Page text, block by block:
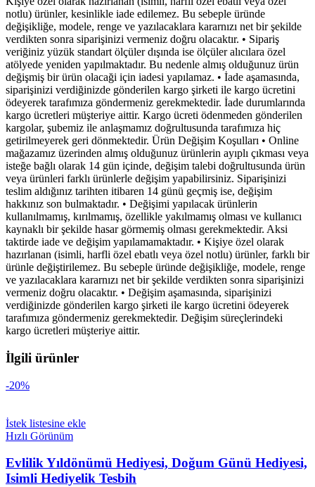
notlu) ürünler, kesinlikle iade edilemez. Bu sebeple üründe
değişikliğe, modele, renge ve yazılacaklara kararnızı net bir şekilde
verdikten sonra siparişinizi vermeniz doğru olacaktır. • Sipariş
veriğiniz yüzük standart ölçüler dışında ise ölçüler alıcılara özel
atölyede yeniden yapılmaktadır. Bu nedenle almış olduğunuz ürün
değişmiş bir ürün olacaği için iadesi yapılamaz. • İade aşamasında,
siparişinizi verdiğinizde gönderilen kargo şirketi ile kargo ücretini
ödeyerek tarafımıza göndermeniz gerekmektedir. İade durumlarında
kargo ücretleri müşteriye aittir. Kargo ücreti ödenmeden gönderilen
kargolar, şubemiz ile anlaşmamız doğrultusunda tarafımıza hiç
getirilmeyerek geri dönmektedir. Ürün Değişim Koşulları • Online
mağazamız üzerinden almış olduğunuz ürünlerin ayıplı çıkması veya
isteğe bağlı olarak 14 gün içinde, değişim talebi doğrultusunda ürün
veya ürünleri farklı ürünlerle değişim yapabilirsiniz. Siparişinizi
teslim aldığınız tarihten itibaren 14 günü geçmiş ise, değişim
hakkınız son bulmaktadır. • Değişimi yapılacak ürünlerin
kullanılmamış, kırılmamış, özellikle yakılmamış olması ve kullanıcı
kaynaklı bir şekilde hasar görmemiş olması gerekmektedir. Aksi
taktirde iade ve değişim yapılamamaktadır. • Kişiye özel olarak
hazırlanan (isimli, harfli özel ebatlı veya özel notlu) ürünler, farklı bir
ürünle değiştirilemez. Bu sebeple üründe değişikliğe, modele, renge
ve yazılacaklara kararnızı net bir şekilde verdikten sonra siparişinizi
vermeniz doğru olacaktır. • Değişim aşamasında, siparişinizi
verdiğinizde gönderilen kargo şirketi ile kargo ücretini ödeyerek
tarafımıza göndermeniz gerekmektedir. Değişim süreçlerindeki
kargo ücretleri müşteriye aittir.
İlgili ürünler
-20%
İstek listesine ekle
Hızlı Görünüm
Evlilik Yıldönümü Hediyesi, Doğum Günü Hediyesi,
Isimli Hediyelik Tesbih